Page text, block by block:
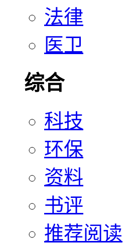
法律
医卫
综合
科技
环保
资料
书评
推荐阅读